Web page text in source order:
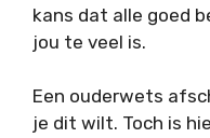
kans dat alle goed
jou te veel is.
Een ouderwets
je dit wilt. Toch is